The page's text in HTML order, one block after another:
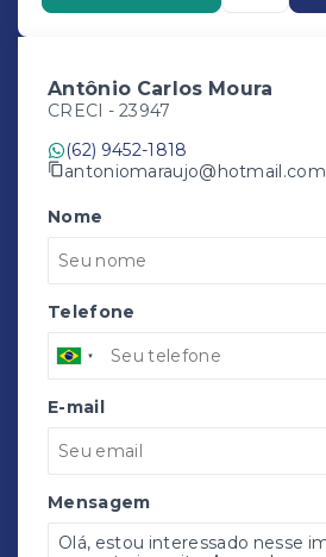
Antônio Carlos Moura
CRECI - 23947
(62) 9452-1818
antoniomaraujo@hotmail.com
Nome
Telefone
E-mail
Mensagem